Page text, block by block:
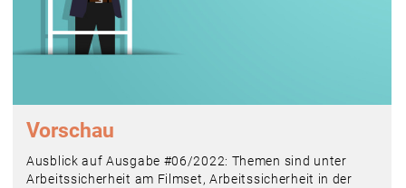
Vorschau
Ausblick auf Ausgabe #06/2022: Themen sind unter
Arbeitssicherheit am Filmset, Arbeitssicherheit in der